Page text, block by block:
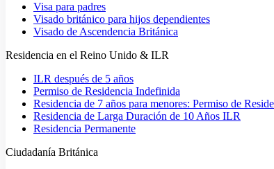
Visa para padres
Visado británico para hijos dependientes
Visado de Ascendencia Británica
Residencia en el Reino Unido & ILR
ILR después de 5 años
Permiso de Residencia Indefinida
Residencia de 7 años para menores: Permiso de
Residencia de Larga Duración de 10 Años ILR
Residencia Permanente
Ciudadanía Británica